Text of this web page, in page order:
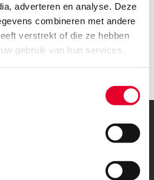
adverteren en analyse. Deze
combineren met andere
verstrekt of die ze hebben
gebruik van hun services.
van de
Algemene